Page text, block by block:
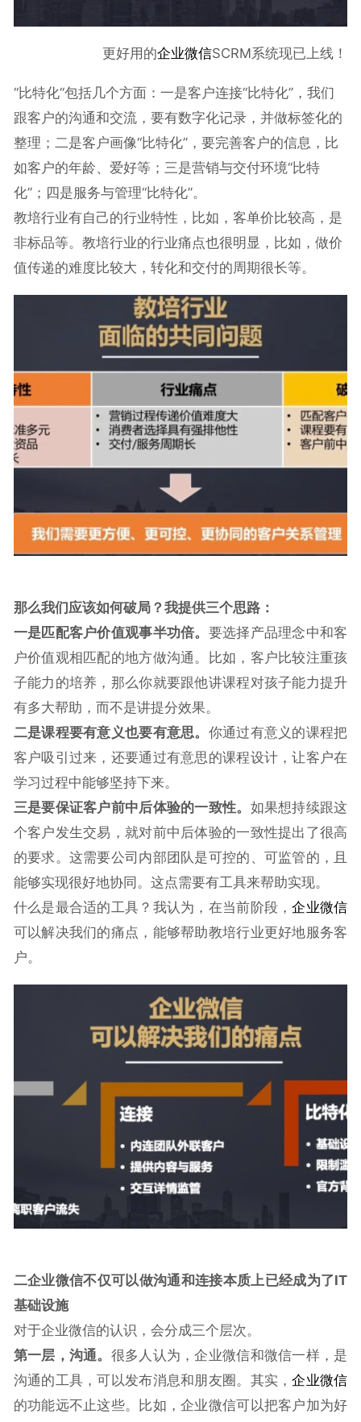
更好用的企业微信SCRM系统现已上线！
“比特化“包括几个方面：一是客户连接“比特化”，我们
跟客户的沟通和交流，要有数字化记录，并做标签化的
整理；二是客户画像“比特化”，要完善客户的信息，比
如客户的年龄、爱好等；三是营销与交付环境“比特
化”；四是服务与管理“比特化”。
教培行业有自己的行业特性，比如，客单价比较高，是
非标品等。教培行业的行业痛点也很明显，比如，做价
值传递的难度比较大，转化和交付的周期很长等。
那么我们应该如何破局？我提供三个思路：
一是匹配客户价值观事半功倍。 要选择产品理念中和客
户价值观相匹配的地方做沟通。比如，客户比较注重孩
子能力的培养，那么你就要跟他讲课程对孩子能力提升
有多大帮助，而不是讲提分效果。
二是课程要有意义也要有意思。 你通过有意义的课程把
客户吸引过来，还要通过有意思的课程设计，让客户在
学习过程中能够坚持下来。
三是要保证客户前中后体验的一致性。 如果想持续跟这
个客户发生交易，就对前中后体验的一致性提出了很高
的要求。这需要公司内部团队是可控的、可监管的，且
能够实现很好地协同。这点需要有工具来帮助实现。
什么是最合适的工具？我认为，在当前阶段，企业微信
可以解决我们的痛点，能够帮助教培行业更好地服务客
户。
二企业微信不仅可以做沟通和连接本质上已经成为了IT
基础设施
对于企业微信的认识，会分成三个层次。
第一层，沟通。 很多人认为，企业微信和微信一样，是
沟通的工具，可以发布消息和朋友圈。其实，企业微信
的功能远不止这些。比如，企业微信可以把客户加为好